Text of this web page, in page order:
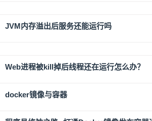
JVM内存溢出后服务还能运行吗
Web进程被kill掉后线程还在运行怎么办？
docker镜像与容器